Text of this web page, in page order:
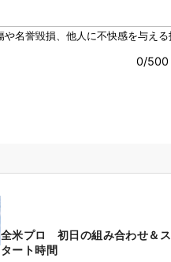
全米プロ 初日の組み合わせ＆ス
タート時間